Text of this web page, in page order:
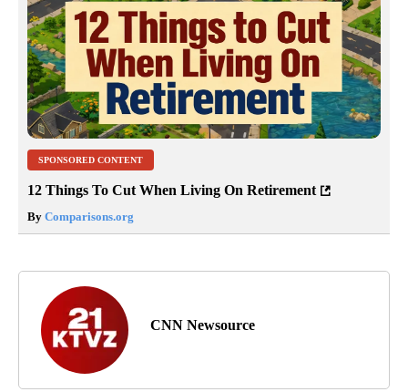
SPONSORED CONTENT
12 Things To Cut When Living On Retirement
By Comparisons.org
CNN Newsource